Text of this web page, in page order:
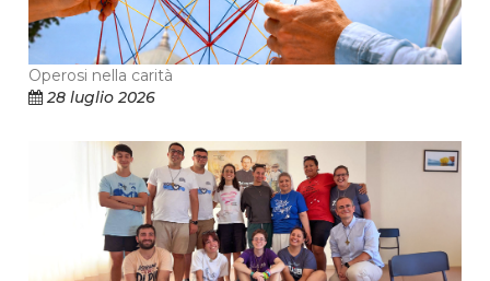
Operosi nella carità
28 luglio 2026